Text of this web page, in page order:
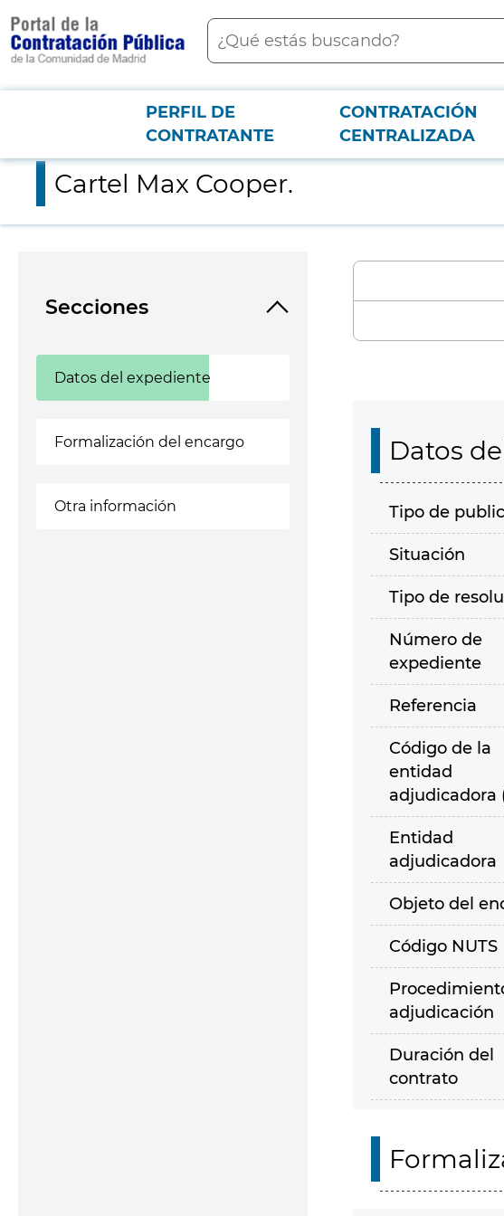
contenido
principal
Buscar
Menú PCON
PERFIL DE
CONTRATANTE
CONTRATACIÓN
CENTRALIZADA
Cartel Max Cooper.
Cartel Max Cooper.
Secciones
Datos del expediente
Formalización del encargo
Otra información
Datos
Tipo de
Situación
Tipo de
Número de
expediente
Referencia
Código de la
entidad
adjudicadora
Entidad
adjudicadora
Objeto del
Código NUTS
adjudicación
Duración del
contrato